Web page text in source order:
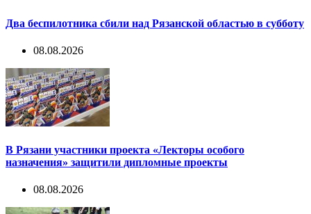
Два беспилотника сбили над Рязанской областью в субботу
08.08.2026
В Рязани участники проекта «Лекторы особого
назначения» защитили дипломные проекты
08.08.2026